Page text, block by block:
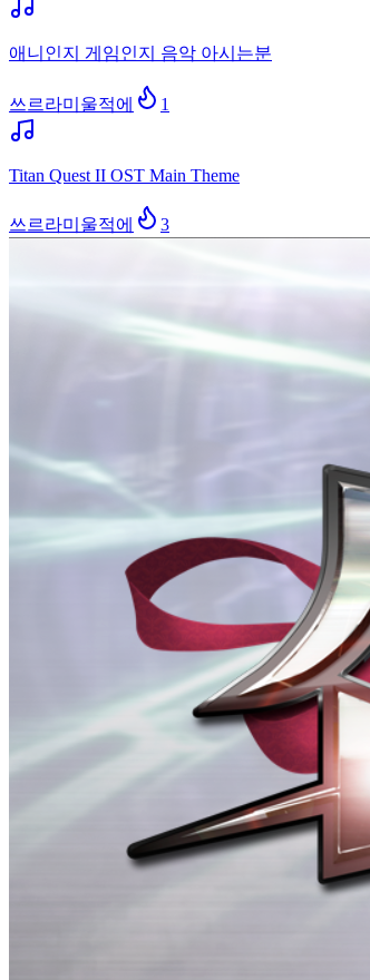
애니인지 게임인지 음악 아시는분
쓰르라미울적에 1
Titan Quest II OST Main Theme
쓰르라미울적에 3